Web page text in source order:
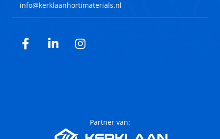
info@kerklaanhortimaterials.nl
Facebook
LinkedInInstagram
Partner van: